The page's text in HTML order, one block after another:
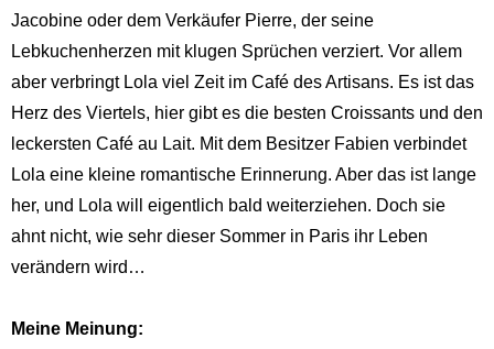
Jacobine oder dem Verkäufer Pierre, der seine
Lebkuchenherzen mit klugen Sprüchen verziert. Vor allem
aber verbringt Lola viel Zeit im Café des Artisans. Es ist das
Herz des Viertels, hier gibt es die besten Croissants und den
leckersten Café au Lait. Mit dem Besitzer Fabien verbindet
Lola eine kleine romantische Erinnerung. Aber das ist lange
her, und Lola will eigentlich bald weiterziehen. Doch sie
ahnt nicht, wie sehr dieser Sommer in Paris ihr Leben
verändern wird…
Meine Meinung: